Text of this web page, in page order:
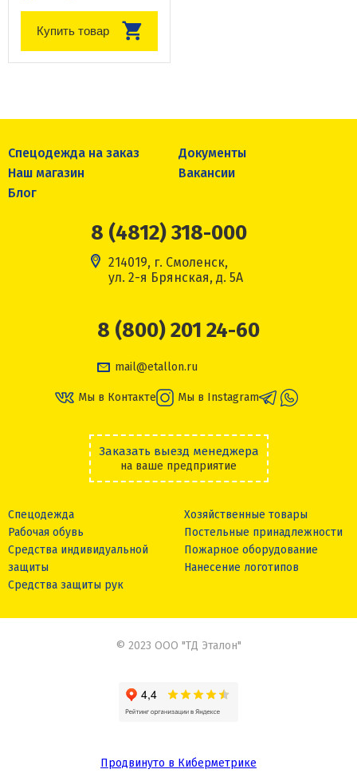
Купить товар
Спецодежда на заказ
Документы
Наш магазин
Вакансии
Блог
8 (4812) 318-000
214019, г. Смоленск,
ул. 2-я Брянская, д. 5А
8 (800) 201 24-60
mail@etallon.ru
Мы в Контакте Мы в Instagram
Заказать выезд менеджера
на ваше предприятие
Спецодежда
Рабочая обувь
Средства индивидуальной
защиты
Средства защиты рук
Хозяйственные товары
Постельные принадлежности
Пожарное оборудование
Нанесение логотипов
© 2023 ООО "ТД Эталон"
Продвинуто в Киберметрике